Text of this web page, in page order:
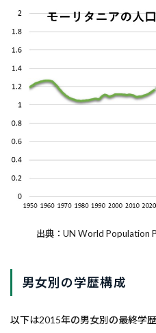
出典：UN World Population
男女別の学歴構成
以下は2015年の男女別の最終学歴